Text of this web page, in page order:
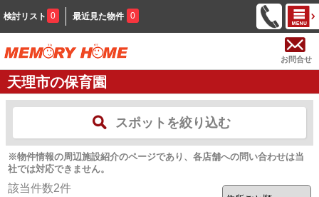
検討リスト 0 最近見た物件 0
お問合せ
天理市の保育園
スポットを絞り込む
※物件情報の周辺施設紹介のページであり、各店舗への問い合わせは当
社では対応できません。
該当件数2件